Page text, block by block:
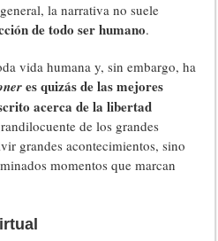
la narrativa no suele
de todo ser humano.
vida humana y, sin embargo, ha
es quizás de las mejores
acerca de la libertad
de los grandes
grandes acontecimientos, sino
momentos que marcan